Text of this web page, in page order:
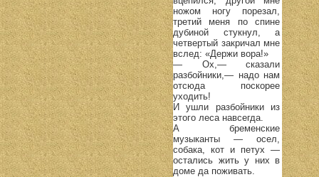
ножом ногу порезал,
третий меня по спине
дубиной стукнул, а
четвертый закричал мне
вслед: «Держи вора!»
— Ох,— сказали
разбойники,— надо нам
отсюда поскорее
уходить!
И ушли разбойники из
этого леса навсегда.
А бременские
музыканты — осел,
собака, кот и петух —
остались жить у них в
доме да поживать.